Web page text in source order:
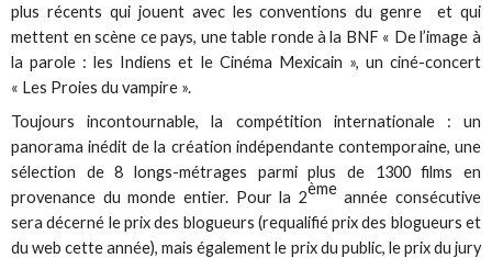
plus récents qui jouent avec les conventions du genre et qui
mettent en scène ce pays, une table ronde à la BNF « De l’image à
la parole : les Indiens et le Cinéma Mexicain », un ciné-concert
« Les Proies du vampire ».
Toujours incontournable, la compétition internationale : un
panorama inédit de la création indépendante contemporaine, une
sélection de 8 longs-métrages parmi plus de 1300 films en
provenance du monde entier. Pour la 2ème année consécutive
sera décerné le prix des blogueurs (requalifié prix des blogueurs et
du web cette année), mais également le prix du public, le prix du jury